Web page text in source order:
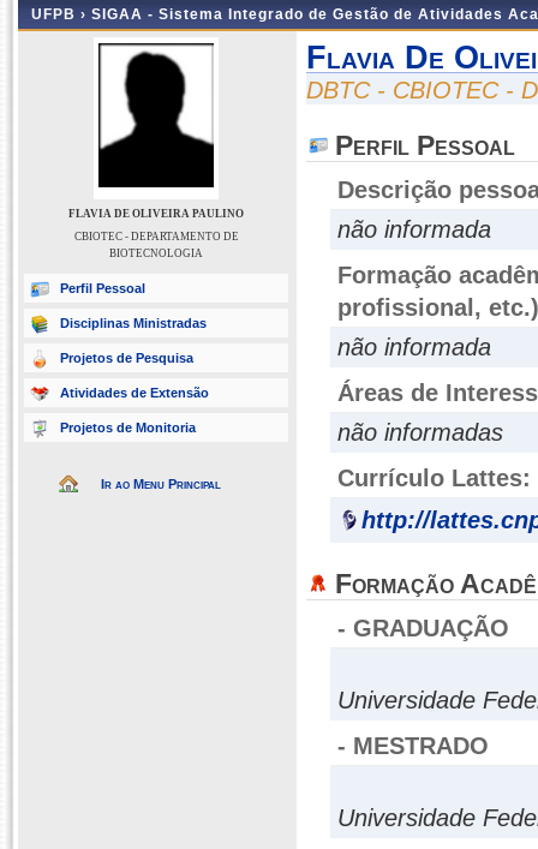
UFPB › SIGAA - Sistema Integrado de Gestão de Atividades
FLAVIA DE OLIVEIRA PAULINO
CBIOTEC - DEPARTAMENTO DE
BIOTECNOLOGIA
Perfil Pessoal
Disciplinas Ministradas
Projetos de Pesquisa
Atividades de Extensão
Projetos de Monitoria
Ir ao Menu Principal
Flavia De
DBTC - CBIOTEC -
Perfil Pessoal
Descrição
não informada
Formação
profissional, etc.)
não informada
Áreas de
não informadas
Currículo Lattes:
http://
Formação
- GRADUAÇÃO
Universidade
- MESTRADO
Universidade